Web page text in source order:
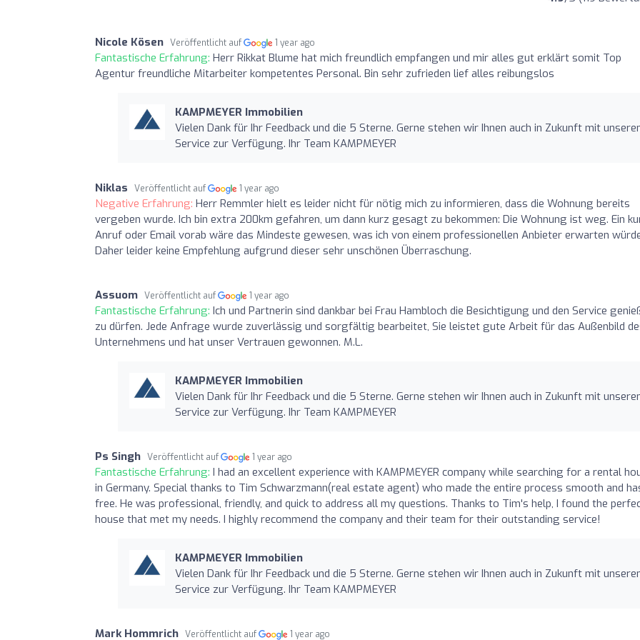
Nicole Kösen Veröffentlicht auf 1 year ago
Fantastische Erfahrung: Herr Rikkat Blume hat mich freundlich empfangen und mir alles gut erklärt somit Top
Agentur freundliche Mitarbeiter kompetentes Personal. Bin sehr zufrieden lief alles reibungslos
KAMPMEYER Immobilien
Vielen Dank für Ihr Feedback und die 5 Sterne. Gerne stehen wir Ihnen auch in Zukunft mit
Service zur Verfügung. Ihr Team KAMPMEYER
Niklas Veröffentlicht auf 1 year ago
Negative Erfahrung: Herr Remmler hielt es leider nicht für nötig mich zu informieren, dass die Wohnung bereits
vergeben wurde. Ich bin extra 200km gefahren, um dann kurz gesagt zu bekommen: Die Wohnung ist weg. Ein
Anruf oder Email vorab wäre das Mindeste gewesen, was ich von einem professionellen Anbieter erwarten
Daher leider keine Empfehlung aufgrund dieser sehr unschönen Überraschung.
Assuom Veröffentlicht auf 1 year ago
Fantastische Erfahrung: Ich und Partnerin sind dankbar bei Frau Hambloch die Besichtigung und den Service
zu dürfen. Jede Anfrage wurde zuverlässig und sorgfältig bearbeitet, Sie leistet gute Arbeit für das Außenbild
Unternehmens und hat unser Vertrauen gewonnen. M.L.
KAMPMEYER Immobilien
Vielen Dank für Ihr Feedback und die 5 Sterne. Gerne stehen wir Ihnen auch in Zukunft mit
Service zur Verfügung. Ihr Team KAMPMEYER
Ps Singh Veröffentlicht auf 1 year ago
Fantastische Erfahrung: I had an excellent experience with KAMPMEYER company while searching for a rental
in Germany. Special thanks to Tim Schwarzmann(real estate agent) who made the entire process smooth and
free. He was professional, friendly, and quick to address all my questions. Thanks to Tim's help, I found the
house that met my needs. I highly recommend the company and their team for their outstanding service!
KAMPMEYER Immobilien
Vielen Dank für Ihr Feedback und die 5 Sterne. Gerne stehen wir Ihnen auch in Zukunft mit
Service zur Verfügung. Ihr Team KAMPMEYER
Mark Hommrich Veröffentlicht auf 1 year ago